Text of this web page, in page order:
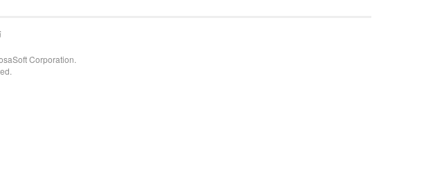
Corporation.